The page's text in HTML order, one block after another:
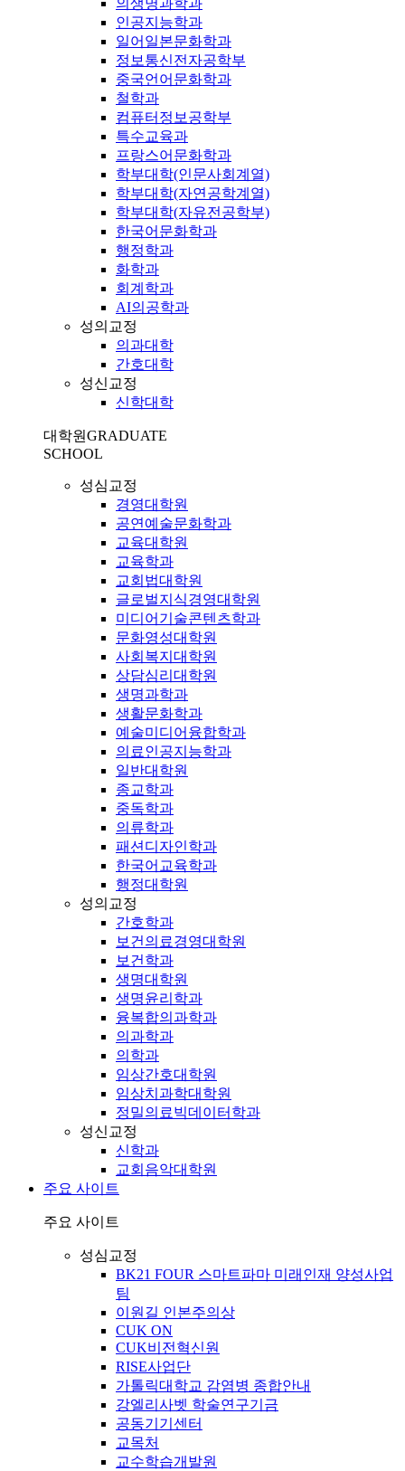
의생명과학과
인공지능학과
일어일본문화학과
정보통신전자공학부
중국언어문화학과
철학과
컴퓨터정보공학부
특수교육과
프랑스어문화학과
학부대학(인문사회계열)
학부대학(자연공학계열)
학부대학(자유전공학부)
한국어문화학과
행정학과
화학과
회계학과
AI의공학과
성의교정
의과대학
간호대학
성신교정
신학대학
대학원GRADUATE
SCHOOL
성심교정
경영대학원
공연예술문화학과
교육대학원
교육학과
교회법대학원
글로벌지식경영대학원
미디어기술콘텐츠학과
문화영성대학원
사회복지대학원
상담심리대학원
생명과학과
생활문화학과
예술미디어융합학과
의료인공지능학과
일반대학원
종교학과
중독학과
의류학과
패션디자인학과
한국어교육학과
행정대학원
성의교정
간호학과
보건의료경영대학원
보건학과
생명대학원
생명윤리학과
융복합의과학과
의과학과
의학과
임상간호대학원
임상치과학대학원
정밀의료빅데이터학과
성신교정
신학과
교회음악대학원
주요 사이트
주요 사이트
성심교정
BK21 FOUR 스마트파마 미래인재 양성사업
팀
이원길 인본주의상
CUK ON
CUK비전혁신원
RISE사업단
가톨릭대학교 감염병 종합안내
강엘리사벳 학술연구기금
공동기기센터
교목처
교수학습개발원